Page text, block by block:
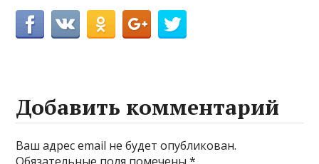
Добавить комментарий
Ваш адрес email не будет опубликован.